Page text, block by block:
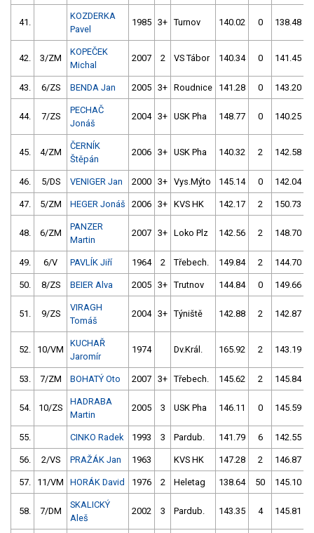
41.
KOZDERKA
Pavel
1985 3+ Turnov 140.02 0 138.48
42. 3/ZM
KOPEČEK
Michal
2007 2 VS Tábor 140.34 0 141.45
43. 6/ZS BENDA Jan 2005 3+ Roudnice 141.28 0 143.20
44. 7/ZS
PECHAČ
Jonáš
2004 3+ USK Pha 148.77 0 140.25
45. 4/ZM
ČERNÍK
Štěpán
2006 3+ USK Pha 140.32 2 142.58
46. 5/DS VENIGER Jan 2000 3+ Vys.Mýto 145.14 0 142.04
47. 5/ZM HEGER Jonáš 2006 3+ KVS HK 142.17 2 150.73
48. 6/ZM
PANZER
Martin
2007 3+ Loko Plz 142.56 2 148.70
49. 6/V PAVLÍK Jiří 1964 2 Třebech. 149.84 2 144.70
50. 8/ZS BEIER Alva 2005 3+ Trutnov 144.84 0 149.66
51. 9/ZS
VIRAGH
Tomáš
2004 3+ Týniště 142.88 2 142.87
52. 10/VM
KUCHAŘ
Jaromír
1974 Dv.Král. 165.92 2 143.19
53. 7/ZM BOHATÝ Oto 2007 3+ Třebech. 145.62 2 145.84
54. 10/ZS
HADRABA
Martin
2005 3 USK Pha 146.11 0 145.59
55. CINKO Radek 1993 3 Pardub. 141.79 6 142.55
56. 2/VS PRAŽÁK Jan 1963 KVS HK 147.28 2 146.87
57. 11/VM HORÁK David 1976 2 Heletag 138.64 50 145.10
58. 7/DM
SKALICKÝ
Aleš
2002 3 Pardub. 143.35 4 145.81